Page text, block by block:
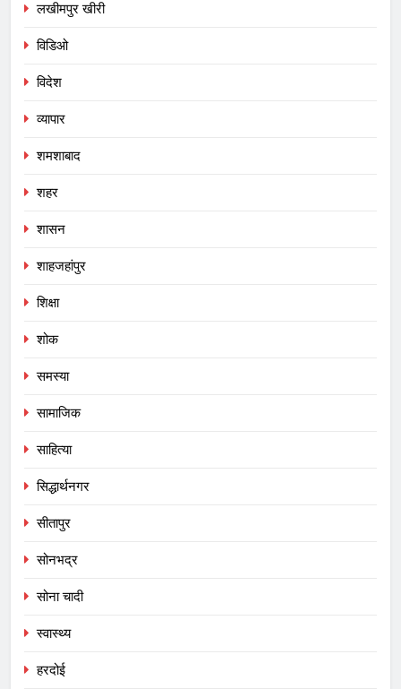
लखीमपुर खीरी
विडिओ
विदेश
व्यापार
शमशाबाद
शहर
शासन
शाहजहांपुर
शिक्षा
शोक
समस्या
सामाजिक
साहित्या
सिद्धार्थनगर
सीतापुर
सोनभद्र
सोना चादी
स्वास्थ्य
हरदोई